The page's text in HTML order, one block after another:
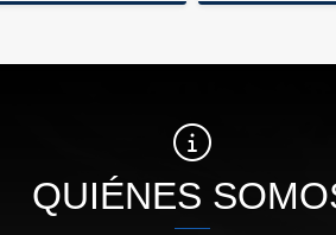
$3.110.000
QUIÉNES